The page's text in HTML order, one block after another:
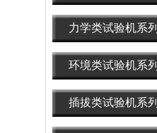
力学类试验机系列
环境类试验机系列
插拔类试验机系列